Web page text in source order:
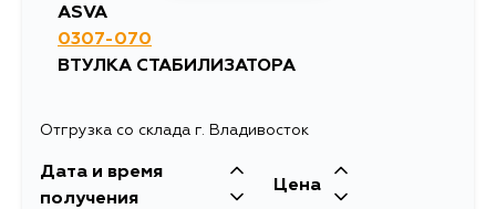
ASVA
0307-070
ВТУЛКА СТАБИЛИЗАТОРА
Отгрузка со склада г. Владивосток
Дата и время
получения
Цена